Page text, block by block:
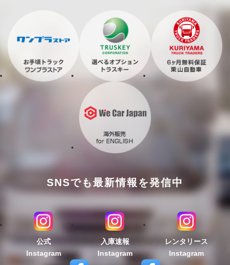
SNSでも最新情報を発信中
公式
Instagram
入庫速報
Instagram
レンタリース
Instagram